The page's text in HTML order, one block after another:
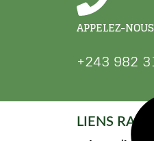
APPELEZ-
+243 982
LIENS